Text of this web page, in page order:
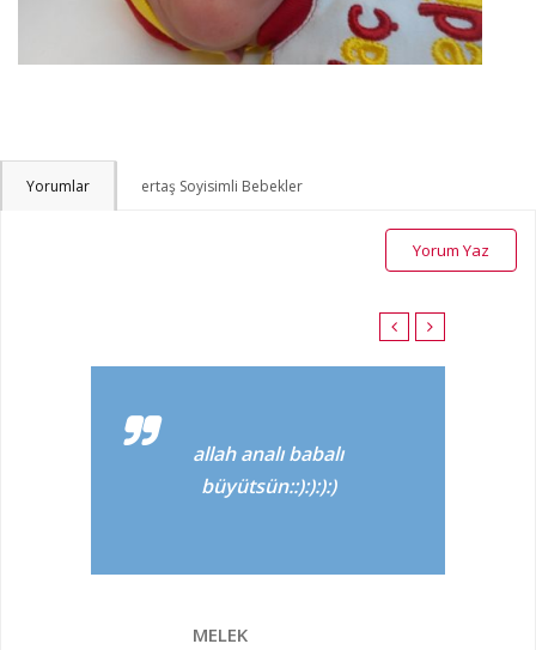
Yorumlar ertaş Soyisimli Bebekler
Yorum Yaz
allah analı babalı
büyütsün::):):):)
MELEK